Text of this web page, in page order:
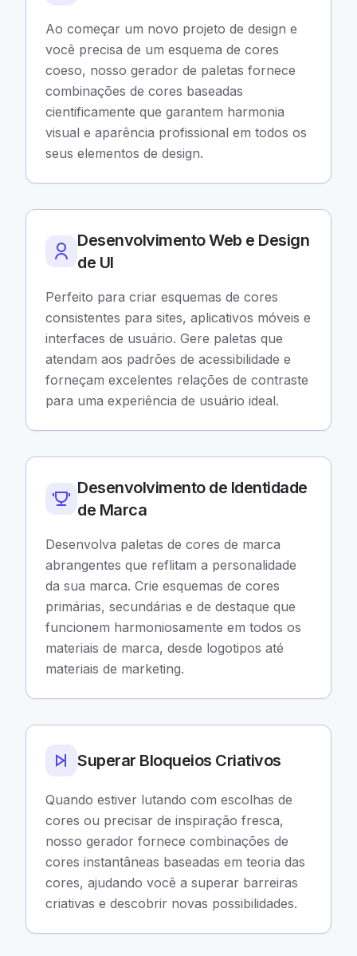
Ao começar um novo projeto de design e
você precisa de um esquema de cores
coeso, nosso gerador de paletas fornece
combinações de cores baseadas
cientificamente que garantem harmonia
visual e aparência profissional em todos os
seus elementos de design.
Desenvolvimento Web e Design
de UI
Perfeito para criar esquemas de cores
consistentes para sites, aplicativos móveis e
interfaces de usuário. Gere paletas que
atendam aos padrões de acessibilidade e
forneçam excelentes relações de contraste
para uma experiência de usuário ideal.
Desenvolvimento de Identidade
de Marca
Desenvolva paletas de cores de marca
abrangentes que reflitam a personalidade
da sua marca. Crie esquemas de cores
primárias, secundárias e de destaque que
funcionem harmoniosamente em todos os
materiais de marca, desde logotipos até
materiais de marketing.
Superar Bloqueios Criativos
Quando estiver lutando com escolhas de
cores ou precisar de inspiração fresca,
nosso gerador fornece combinações de
cores instantâneas baseadas em teoria das
cores, ajudando você a superar barreiras
criativas e descobrir novas possibilidades.